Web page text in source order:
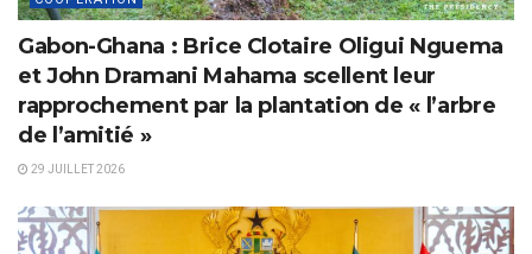
Gabon-Ghana : Brice Clotaire Oligui Nguema
et John Dramani Mahama scellent leur
rapprochement par la plantation de « l’arbre
de l’amitié »
29 JUILLET 2026